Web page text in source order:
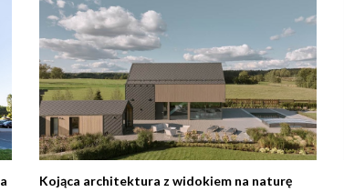
Kojąca architektura z widokiem na naturę